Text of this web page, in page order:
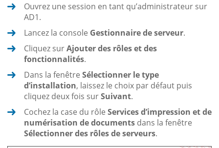
Ouvrez une session en tant qu’administrateur sur
AD1.
Lancez la console Gestionnaire de serveur.
Cliquez surAjouter des rôles et des
fonctionnalités.
Dans la fenêtre Sélectionner le type
d’installation, laissez le choix par défaut puis
cliquez deux fois surSuivant.
Cochez la case du rôle Services d’impression et de
numérisation de documents dans la fenêtre
Sélectionner des rôles de serveurs.